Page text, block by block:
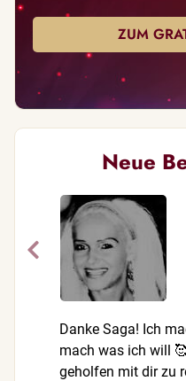
ZUM
Neue
Danke Saga! Ich
mach was ich will
geholfen mit dir zu